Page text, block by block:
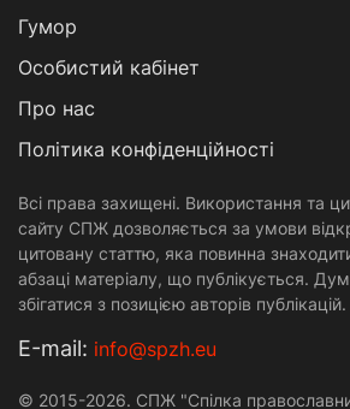
Гумор
Особистий кабінет
Про нас
Політика конфіденційності
Всі права захищені. Використання та
сайту СПЖ дозволяється за умови
цитовану статтю, яка повинна
абзаці матеріалу, що публікується.
збігатися з позицією авторів публікацій.
Е-mail: info@spzh.eu
© 2015-2026. СПЖ "Спілка